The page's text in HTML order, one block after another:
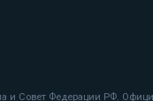
и Совет Федерации РФ.